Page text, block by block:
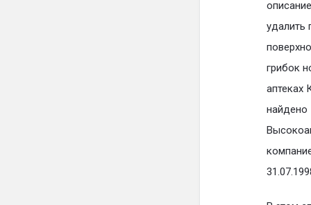
удалить
грибок
аптеках
найдено